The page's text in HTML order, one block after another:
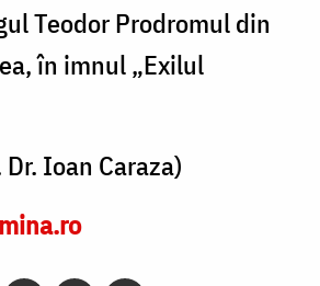
Teodor Prodromul din
în imnul „Exilul
Ioan Caraza)